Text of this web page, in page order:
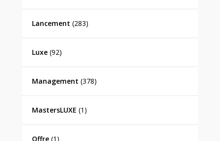
Lancement (283)
Luxe(92)
Management (378)
MastersLUXE (1)
Offre(1)